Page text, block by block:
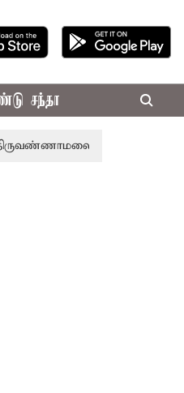
சந்தா
கோவிலுக்கு இன்று